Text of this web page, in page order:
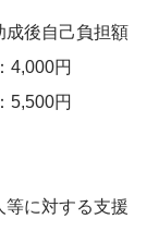
成後自己負担額
4,000円
5,500円
等に対する支援